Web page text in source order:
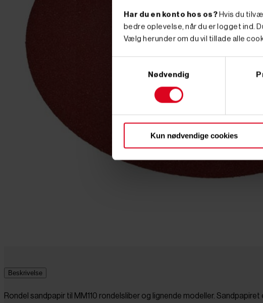
Har du en konto hos os? Hvis du
bedre oplevelse, når du er logget ind.
Vælg herunder om du vil tillade alle
Nødvendig
Kun nødvendige cookies
Beskrivelse
Rondel sandpapir til MM110 rondelsliber og lignende modeller.